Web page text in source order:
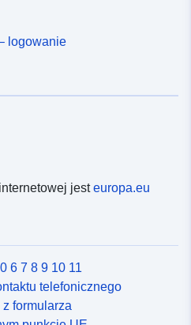
logowanie
jesteuropa.eu
6 7 8 9 10 11
telefonicznego
z formularza